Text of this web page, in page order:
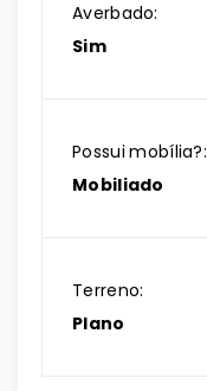
Averbado:
Sim
Possui mobília?:
Mobiliado
Terreno:
Plano